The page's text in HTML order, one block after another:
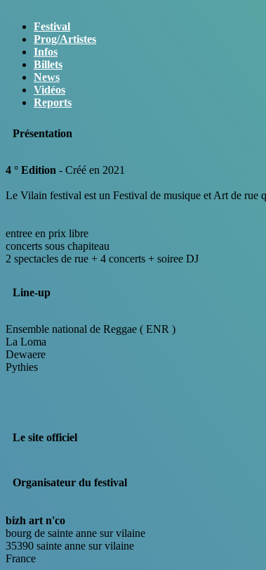
Festival
Prog/Artistes
Infos
Billets
News
Vidéos
Reports
Présentation
4 ° Edition - Créé en 2021
Le Vilain festival est un Festival de musique et Art de rue
entree en prix libre
concerts sous chapiteau
2 spectacles de rue + 4 concerts + soiree DJ
Line-up
Ensemble national de Reggae ( ENR )
La Loma
Dewaere
Pythies
Le site officiel
Organisateur du festival
bizh art n'co
bourg de sainte anne sur vilaine
35390 sainte anne sur vilaine
France